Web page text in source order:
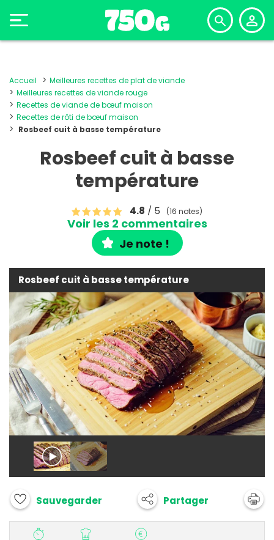
Accueil
Meilleures recettes de plat de viande
Meilleures recettes de viande rouge
Recettes de viande de bœuf maison
Recettes de rôti de bœuf maison
Rosbeef cuit à basse température
Rosbeef cuit à basse
température
4.8 / 5 (16 notes)
Voir les 2 commentaires
Je note !
Rosbeef cuit à basse température
Sauvegarder Partager